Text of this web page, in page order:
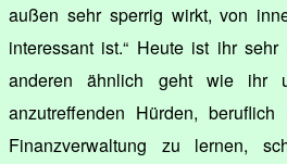
außen sehr sperrig wirkt, von
interessant ist.“ Heute ist ihr
anderen ähnlich geht wie ihr
anzutreffenden Hürden,
Finanzverwaltung zu lernen,